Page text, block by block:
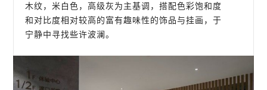
木纹，米白色，高级灰为主基调，搭配色彩饱和度
和对比度相对较高的富有趣味性的饰品与挂画，于
宁静中寻找些许波澜。